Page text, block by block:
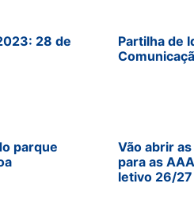
28 de
Partilha de
parque
Vão abrir
para as
letivo 26/27